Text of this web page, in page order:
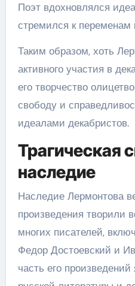
Поэт вдохновлялся
стремился к переменам
Таким образом, хоть
активного участия в
его творчество
свободу и
идеалами декабристов.
Трагическая
наследие
Наследие Лермонтова
произведения творили
многих писателей,
Федор Достоевский и
часть его произведений